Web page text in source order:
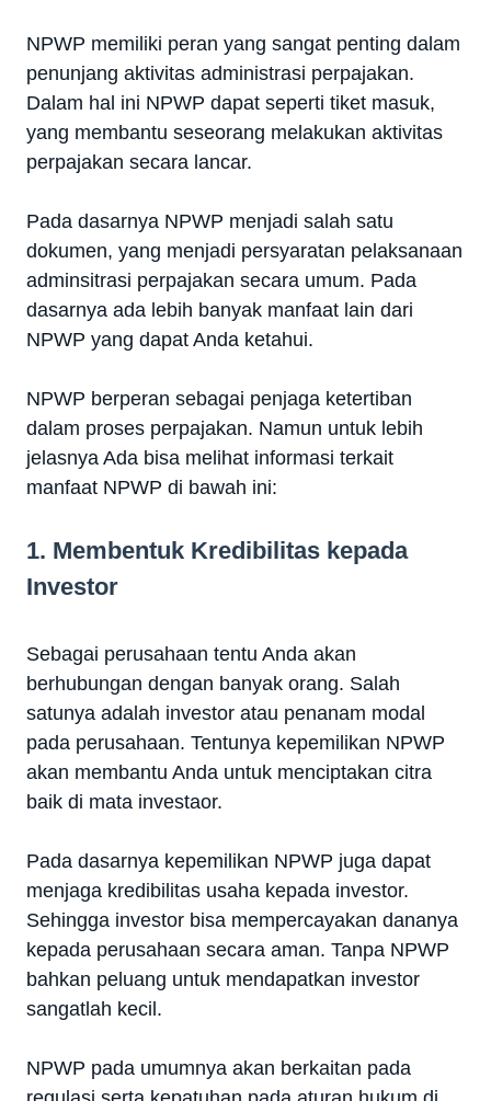
NPWP memiliki peran yang sangat penting dalam
penunjang aktivitas administrasi perpajakan.
Dalam hal ini NPWP dapat seperti tiket masuk,
yang membantu seseorang melakukan aktivitas
perpajakan secara lancar.
Pada dasarnya NPWP menjadi salah satu
dokumen, yang menjadi persyaratan pelaksanaan
adminsitrasi perpajakan secara umum. Pada
dasarnya ada lebih banyak manfaat lain dari
NPWP yang dapat Anda ketahui.
NPWP berperan sebagai penjaga ketertiban
dalam proses perpajakan. Namun untuk lebih
jelasnya Ada bisa melihat informasi terkait
manfaat NPWP di bawah ini:
1. Membentuk Kredibilitas kepada
Investor
Sebagai perusahaan tentu Anda akan
berhubungan dengan banyak orang. Salah
satunya adalah investor atau penanam modal
pada perusahaan. Tentunya kepemilikan NPWP
akan membantu Anda untuk menciptakan citra
baik di mata investaor.
Pada dasarnya kepemilikan NPWP juga dapat
menjaga kredibilitas usaha kepada investor.
Sehingga investor bisa mempercayakan dananya
kepada perusahaan secara aman. Tanpa NPWP
bahkan peluang untuk mendapatkan investor
sangatlah kecil.
NPWP pada umumnya akan berkaitan pada